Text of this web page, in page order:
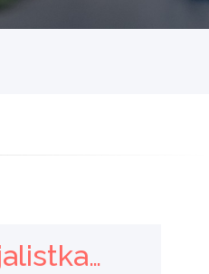
Praca.pl
ubezpieczeń
Specjalista / Specjalistka ds. Zakupów